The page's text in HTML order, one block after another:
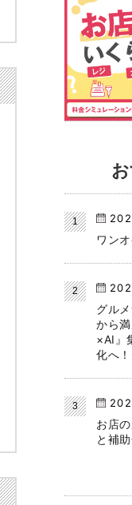
ワン
グル
から
×AI』
化へ
お店
と補